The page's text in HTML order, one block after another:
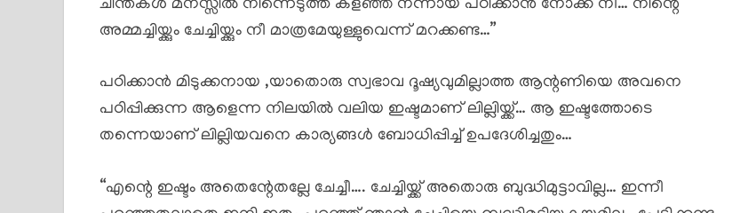
ചിന്തകൾ മനസ്സിൽ നിന്നെടുത്ത് കളഞ്ഞ് നന്നായ് പഠിക്കാൻ നോക്ക് നീ… നിന്റെ
അമ്മച്ചിയ്ക്കും ചേച്ചിയ്ക്കും നീ മാത്രമേയുള്ളുവെന്ന് മറക്കണ്ട…”
പഠിക്കാൻ മിടുക്കനായ ,യാതൊരു സ്വഭാവ ദൂഷ്യവുമില്ലാത്ത ആന്റണിയെ അവനെ
പഠിപ്പിക്കുന്ന ആളെന്ന നിലയിൽ വലിയ ഇഷ്ടമാണ് ലില്ലിയ്ക്ക്… ആ ഇഷ്ടത്തോടെ
തന്നെയാണ് ലില്ലിയവനെ കാര്യങ്ങൾ ബോധിപ്പിച്ച് ഉപദേശിച്ചതും…
“എന്റെ ഇഷ്ടം അതെന്റേതല്ലേ ചേച്ചീ…. ചേച്ചിയ്ക്ക് അതൊരു ബുദ്ധിമുട്ടാവില്ല… ഇന്നീ